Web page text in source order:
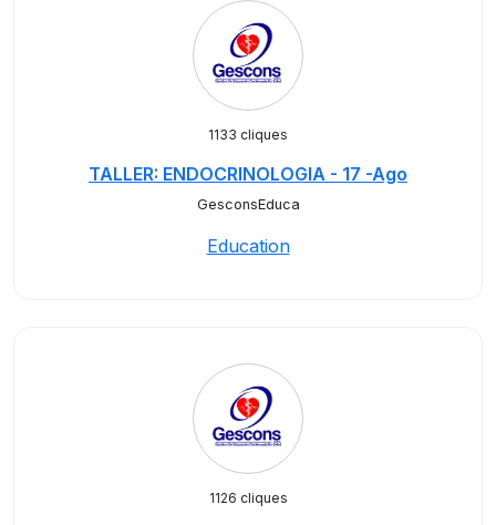
1133 cliques
TALLER: ENDOCRINOLOGIA - 17 -Ago
GesconsEduca
Education
1126 cliques